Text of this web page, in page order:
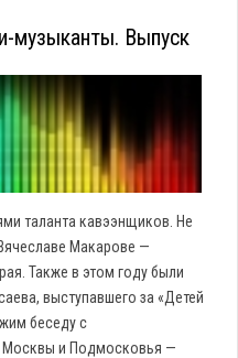
музыканты. Выпуск
таланта кавээнщиков. Не
Макарове —
Также в этом году были
выступавшего за «Детей
беседу с
Москвы и Подмосковья —